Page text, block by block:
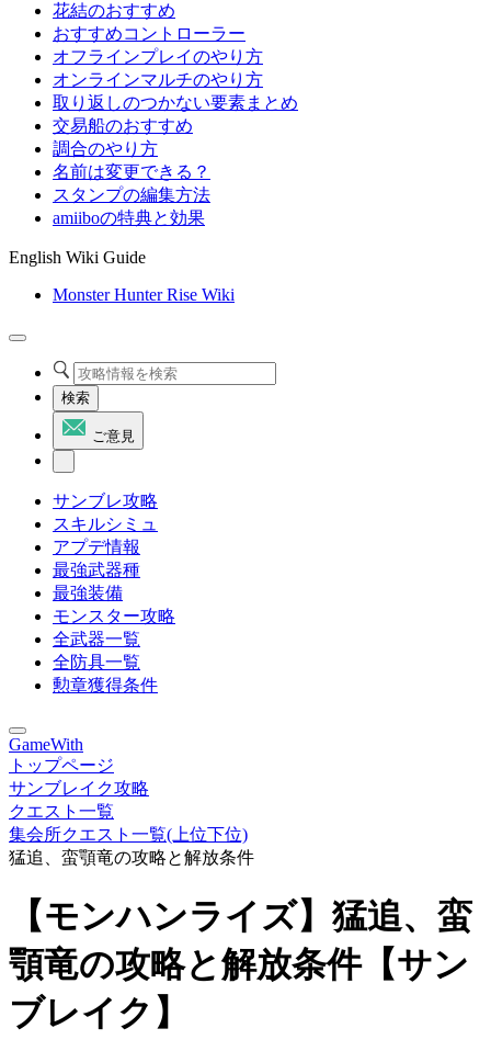
花結のおすすめ
おすすめコントローラー
オフラインプレイのやり方
オンラインマルチのやり方
取り返しのつかない要素まとめ
交易船のおすすめ
調合のやり方
名前は変更できる？
スタンプの編集方法
amiiboの特典と効果
English Wiki Guide
Monster Hunter Rise Wiki
検索
ご意見
サンブレ攻略
スキルシミュ
アプデ情報
最強武器種
最強装備
モンスター攻略
全武器一覧
全防具一覧
勲章獲得条件
GameWith
トップページ
サンブレイク攻略
クエスト一覧
集会所クエスト一覧(上位下位)
猛追、蛮顎竜の攻略と解放条件
【モンハンライズ】猛追、蛮
顎竜の攻略と解放条件【サン
ブレイク】